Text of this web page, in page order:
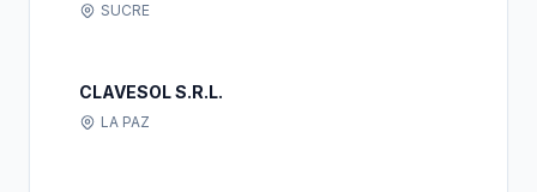
SUCRE
CLAVESOL S.R.L.
LA PAZ